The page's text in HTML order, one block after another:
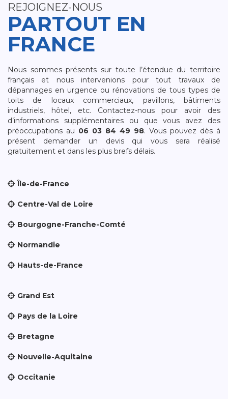
REJOIGNEZ-NOUS
PARTOUT EN
FRANCE
Nous sommes présents sur toute l’étendue du territoire
français et nous intervenions pour tout travaux de
dépannages en urgence ou rénovations de tous types de
toits de locaux commerciaux, pavillons, bâtiments
industriels, hôtel, etc. Contactez-nous pour avoir des
d’informations supplémentaires ou que vous avez des
préoccupations au 06 03 84 49 98. Vous pouvez dès à
présent demander un devis qui vous sera réalisé
gratuitement et dans les plus brefs délais.
Île-de-France
Centre-Val de Loire
Bourgogne-Franche-Comté
Normandie
Hauts-de-France
Grand Est
Pays de la Loire
Bretagne
Nouvelle-Aquitaine
Occitanie